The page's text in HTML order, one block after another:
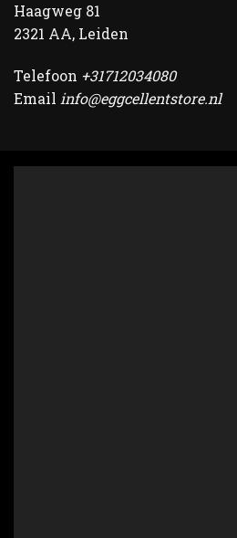
Haagweg 81
2321 AA, Leiden
Telefoon +31712034080
Email info@eggcellentstore.nl